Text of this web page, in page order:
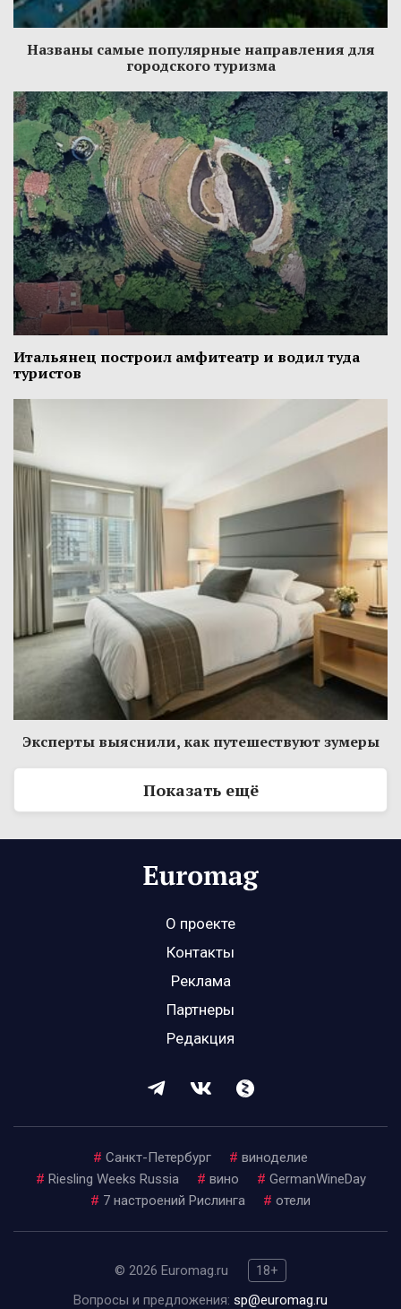
Названы самые популярные направления для
городского туризма
Итальянец построил амфитеатр и водил туда
туристов
Эксперты выяснили, как путешествуют зумеры
Показать ещё
О проекте
Контакты
Реклама
Партнеры
Редакция
# Санкт-Петербург # виноделие
# Riesling Weeks Russia # вино # GermanWineDay
# 7 настроений Рислинга # отели
© 2026 Euromag.ru
18+
Вопросы и предложения: sp@euromag.ru